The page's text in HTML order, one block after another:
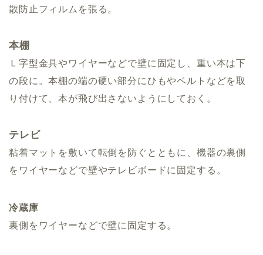
散防止フィルムを張る。
本棚
Ｌ字型金具やワイヤーなどで壁に固定し、重い本は下
の段に。本棚の端の硬い部分にひもやベルトなどを取
り付けて、本が飛び出さないようにしておく。
テレビ
粘着マットを敷いて転倒を防ぐとともに、機器の裏側
をワイヤーなどで壁やテレビボードに固定する。
冷蔵庫
裏側をワイヤーなどで壁に固定する。